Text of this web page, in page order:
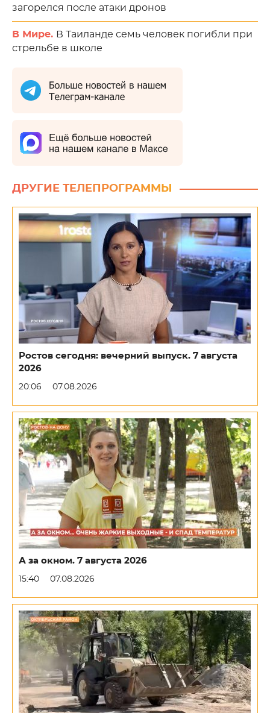
загорелся после атаки дронов
В Мире. В Таиланде семь человек погибли при
стрельбе в школе
ДРУГИЕ ТЕЛЕПРОГРАММЫ
Ростов сегодня: вечерний выпуск. 7 августа
2026
20:06 07.08.2026
А за окном. 7 августа 2026
15:40 07.08.2026